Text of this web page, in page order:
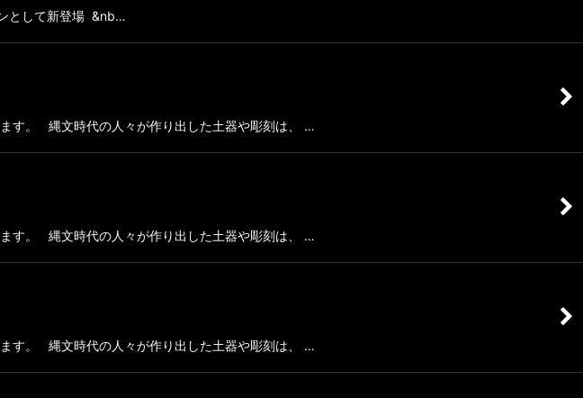
として新登場 &nb…
す。 縄文時代の人々が作り出した土器や彫刻は、 …
す。 縄文時代の人々が作り出した土器や彫刻は、 …
す。 縄文時代の人々が作り出した土器や彫刻は、 …